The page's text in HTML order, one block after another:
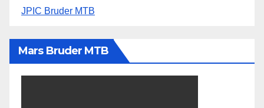
JPIC Bruder MTB
Mars Bruder MTB